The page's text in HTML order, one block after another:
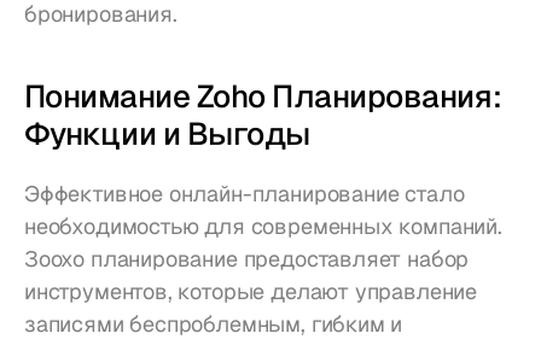
бронирования.
Понимание Zoho Планирования:
Функции и Выгоды
Эффективное онлайн-планирование стало
необходимостью для современных компаний.
Зоохо планирование предоставляет набор
инструментов, которые делают управление
записями беспроблемным, гибким и